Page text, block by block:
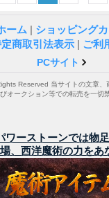
ーム | ショッピング
商取引法表示 | ご利
PCサイト
Reserved 当サイトの文章、
オークション等での転売を一切
ワーストーンでは物
、西洋魔術の力をあ